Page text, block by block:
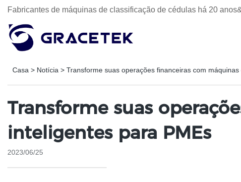
Fabricantes de máquinas de classificação de cédulas há 20
Casa > Notícia > Transforme suas operações financeiras com
Transforme suas
inteligentes para PMEs
2023/06/25